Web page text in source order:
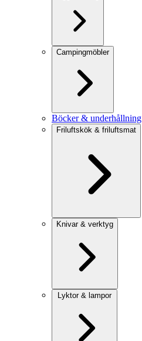
Campingmöbler
Böcker & underhållning
Friluftskök & friluftsmat
Knivar & verktyg
Lyktor & lampor